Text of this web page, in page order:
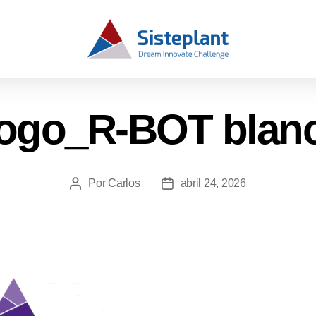
BOT
Por Carlos abril 24, 2026